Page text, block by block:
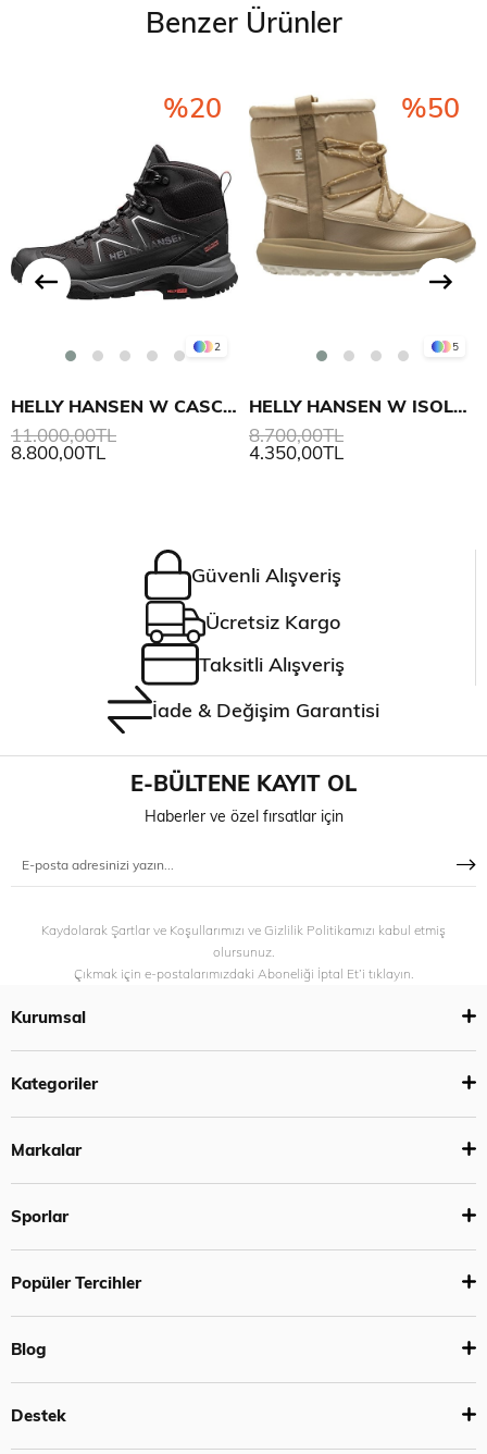
Benzer Ürünler
2
HELLY HANSEN W CASCADE MID HT AYAKKABI
8.800,00TL
11.000,00TL
%20
5
HELLY HANSEN W ISOLABELLA 2 DEMI AYAKKABI
4.350,00TL
8.700,00TL
%50
Güvenli Alışveriş
Ücretsiz Kargo
Taksitli Alışveriş
İade & Değişim Garantisi
E-BÜLTENE KAYIT OL
Haberler ve özel fırsatlar için
Kaydolarak Şartlar ve Koşullarımızı ve Gizlilik Politikamızı kabul etmiş
olursunuz.
Çıkmak için e-postalarımızdaki Aboneliği İptal Et’i tıklayın.
Kurumsal
Kategoriler
Markalar
Sporlar
Popüler Tercihler
Blog
Destek